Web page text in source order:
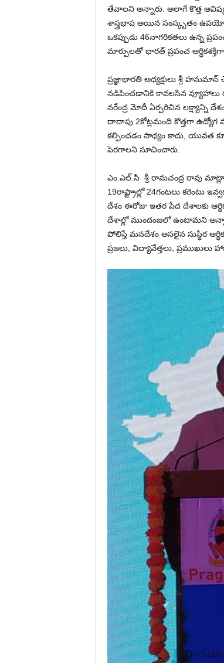
తేవాలని అన్నారు. అలాగే కొత్త
శాస్త్రభాష అయిన సంస్కృతం
ఒకప్పుడు 46నాగరికతలు ఉన్న
మార్పులతో భారత్ ప్రపంచ
ప్రజ్ఞాభారతి అధ్యక్షులు శ్రీ హనుమాన్
నడిపించడానికి కావలసిన వ్యూహాలు
నరేంద్ర మోదీ ఏర్పరిచిన లక్ష్యాన్ని
దాదాపు 2కోట్లమంది కొత్తగా ఉద్యోగ
కల్పించడం సాధ్యం కాదు, యువత
పెరగాలని సూచించారు.
ఎం.ఎల్.సి శ్రీ రామచంద్ర రావు
19రాష్ట్రాల్లో 24గంటలు కరెంటు
దేశం ఈరోజు ఇతర పేద దేశాలకు
దేశాల్లో ముందంజలో ఉంటామని
పోలిస్తే మనదేశం అసలైన సుస్థిర
ప్రజలు, విద్యావేత్తలు, ప్రముఖులు